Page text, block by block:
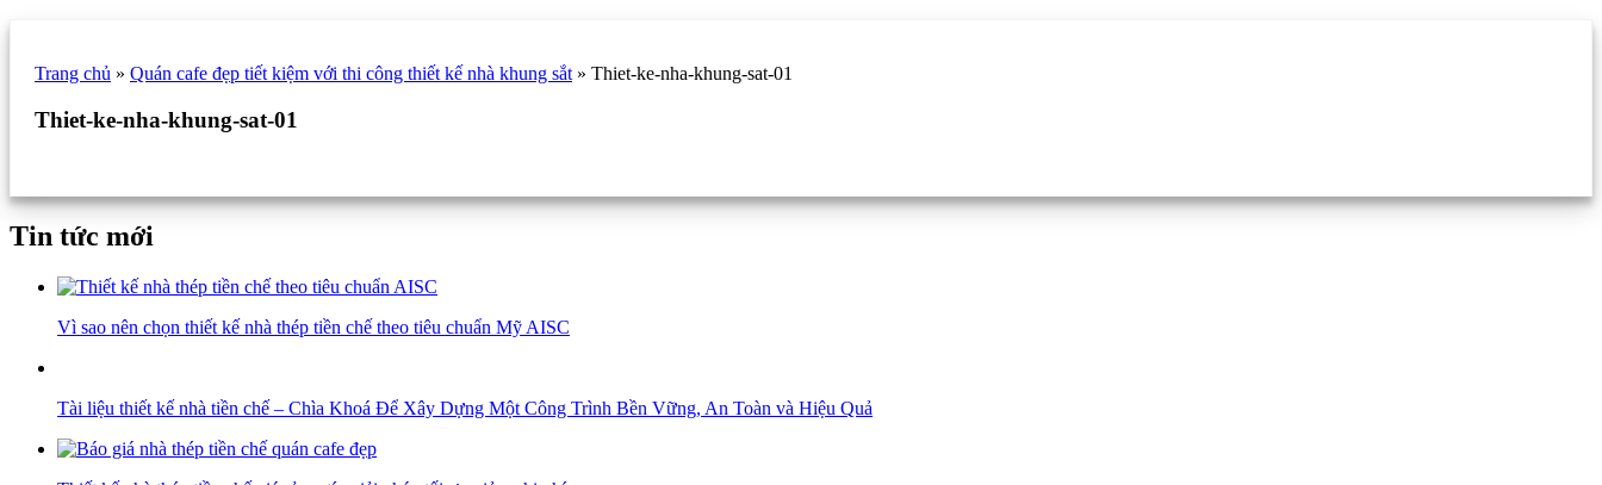
Trang chủ » Quán cafe đẹp tiết kiệm với thi công thiết kế nhà khung sắt » Thiet-ke-nha-khung-sat-01
Thiet-ke-nha-khung-sat-01
Tin tức mới
Vì sao nên chọn thiết kế nhà thép tiền chế theo tiêu chuẩn Mỹ AISC
Tài liệu thiết kế nhà tiền chế – Chìa Khoá Để Xây Dựng Một Công Trình Bền Vững, An Toàn và Hiệu Quả